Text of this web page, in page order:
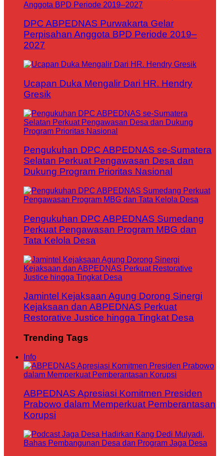
DPC ABPEDNAS Purwakarta Gelar
Perpisahan Anggota BPD Periode 2019–
2027
Ucapan Duka Mengalir Dari HR. Hendry
Gresik
Pengukuhan DPC ABPEDNAS se-Sumatera
Selatan Perkuat Pengawasan Desa dan
Dukung Program Prioritas Nasional
Pengukuhan DPC ABPEDNAS Sumedang
Perkuat Pengawasan Program MBG dan
Tata Kelola Desa
Jamintel Kejaksaan Agung Dorong Sinergi
Kejaksaan dan ABPEDNAS Perkuat
Restorative Justice hingga Tingkat Desa
Trending Tags
Info
ABPEDNAS Apresiasi Komitmen Presiden
Prabowo dalam Memperkuat Pemberantasan
Korupsi